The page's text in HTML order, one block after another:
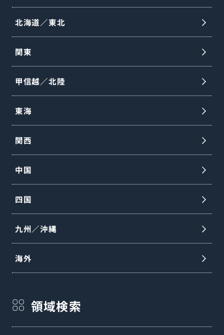
北海道／東北
関東
甲信越／北陸
東海
関西
中国
四国
九州／沖縄
海外
領域検索